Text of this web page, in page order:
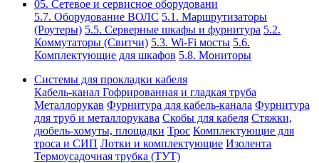
05. Сетевое и сервисное оборудовани
5.7. Оборудование ВОЛС 5.1. Маршрутизаторы
(Роутеры) 5.5. Серверные шкафы и фурнитура 5.2.
Коммутаторы (Свитчи) 5.3. Wi-Fi мосты 5.6.
Комплектующие для шкафов 5.8. Мониторы
Системы для прокладки кабеля
Кабель-канал Гофрированная и гладкая труба
Металлорукав Фурнитура для кабель-канала Фурнитура
для труб и металлорукава Скобы для кабеля Стяжки,
дюбель-хомуты, площадки Трос Комплектующие для
троса и СИП Лотки и комплектующие Изолента
Термоусадочная трубка (ТУТ)